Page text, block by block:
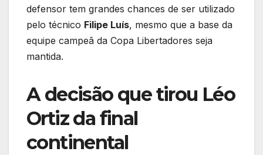
defensor tem grandes chances de ser utilizado
pelo técnico Filipe Luís, mesmo que a base da
equipe campeã da Copa Libertadores seja
mantida.
A decisão que tirou Léo
Ortiz da final
continental